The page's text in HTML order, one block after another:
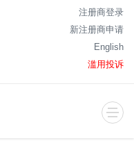
注册商登录
新注册商申请
English
滥用投诉